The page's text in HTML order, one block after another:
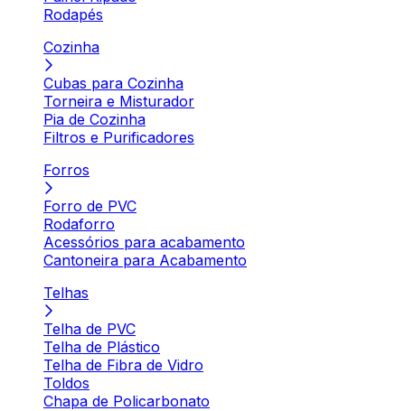
Rodapés
Cozinha
Cubas para Cozinha
Torneira e Misturador
Pia de Cozinha
Filtros e Purificadores
Forros
Forro de PVC
Rodaforro
Acessórios para acabamento
Cantoneira para Acabamento
Telhas
Telha de PVC
Telha de Plástico
Telha de Fibra de Vidro
Toldos
Chapa de Policarbonato